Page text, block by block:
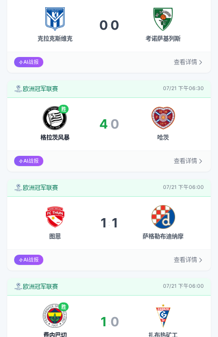
克拉克斯维克
0:0
考诺萨基列斯
AI战报 查看详情
欧洲冠军联赛 07/21 下午06:30
胜
格拉茨风暴
4:0
哈茨
AI战报 查看详情
欧洲冠军联赛 07/21 下午06:00
图恩
1 : 1
萨格勒布迪纳摩
AI战报 查看详情
欧洲冠军联赛 07/21 下午06:00
胜
费内巴切
1 :0
扎布热矿工